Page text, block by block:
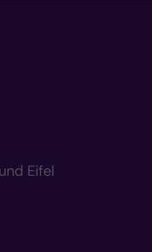
Eifel